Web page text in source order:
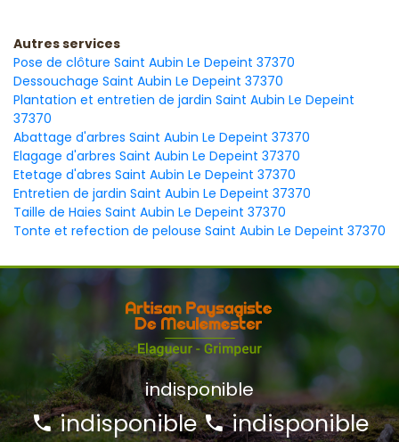
Autres services
Pose de clôture Saint Aubin Le Depeint 37370
Dessouchage Saint Aubin Le Depeint 37370
Plantation et entretien de jardin Saint Aubin Le Depeint
37370
Abattage d'arbres Saint Aubin Le Depeint 37370
Elagage d'arbres Saint Aubin Le Depeint 37370
Etetage d'abres Saint Aubin Le Depeint 37370
Entretien de jardin Saint Aubin Le Depeint 37370
Taille de Haies Saint Aubin Le Depeint 37370
Tonte et refection de pelouse Saint Aubin Le Depeint 37370
indisponible
indisponible indisponible